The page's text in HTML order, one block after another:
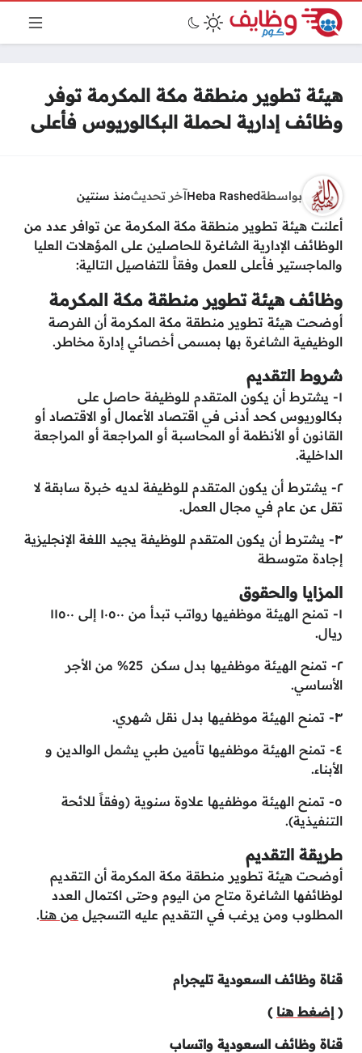
هيئة تطوير منطقة مكة المكرمة توفر
وظائف إدارية لحملة البكالوريوس فأعلى
بواسطةHeba Rashedآخر تحديثمنذ سنتين
أعلنت هيئة تطوير منطقة مكة المكرمة عن توافر عدد من
الوظائف الإدارية الشاغرة للحاصلين على المؤهلات العليا
والماجستير فأعلى للعمل وفقاً للتفاصيل التالية:
وظائف هيئة تطوير منطقة مكة المكرمة
أوضحت هيئة تطوير منطقة مكة المكرمة أن الفرصة
الوظيفية الشاغرة بها بمسمى أخصائي إدارة مخاطر.
شروط التقديم
١- يشترط أن يكون المتقدم للوظيفة حاصل على
بكالوريوس كحد أدنى في اقتصاد الأعمال أو الاقتصاد أو
القانون أو الأنظمة أو المحاسبة أو المراجعة أو المراجعة
الداخلية.
٢- يشترط أن يكون المتقدم للوظيفة لديه خبرة سابقة لا
تقل عن عام في مجال العمل.
٣- يشترط أن يكون المتقدم للوظيفة يجيد اللغة الإنجليزية
إجادة متوسطة
المزايا والحقوق
١- تمنح الهيئة موظفيها رواتب تبدأ من ١٠٥٠٠ إلى ١١٥٠٠
ريال.
٢- تمنح الهيئة موظفيها بدل سكن 25% من الأجر
الأساسي.
٣- تمنح الهيئة موظفيها بدل نقل شهري.
٤- تمنح الهيئة موظفيها تأمين طبي يشمل الوالدين و
الأبناء.
٥- تمنح الهيئة موظفيها علاوة سنوية (وفقاً للائحة
التنفيذية).
طريقة التقديم
أوضحت هيئة تطوير منطقة مكة المكرمة أن التقديم
لوظائفها الشاغرة متاح من اليوم وحتى اكتمال العدد
المطلوب ومن يرغب في التقديم عليه التسجيل من هنا.
قناة وظائف السعودية تليجرام
( إضغط هنا )
قناة وظائف السعودية واتساب